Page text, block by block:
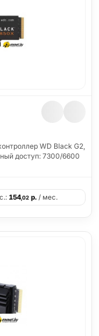
WD Black G2,
доступ: 7300/6600
154,02 р. / мес.